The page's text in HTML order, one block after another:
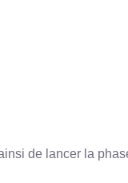
de lancer la